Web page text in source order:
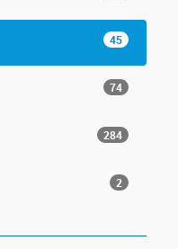
45
74
284
2